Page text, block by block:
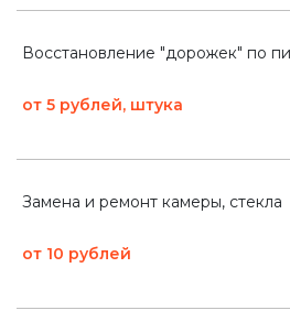
Восстановление "дорожек" по
от 5 рублей, штука
Замена и ремонт камеры, стекла
от 10 рублей